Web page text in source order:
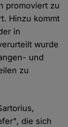
promoviert zu
Hinzu kommt
in
wurde
und
zu
die sich